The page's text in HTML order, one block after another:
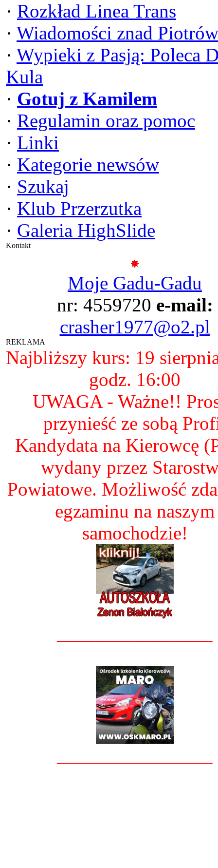
· Rozkład Linea Trans
· Wiadomości znad
· Wypieki z Pasją: Poleca
Kula
· Gotuj z Kamilem
· Regulamin oraz pomoc
· Linki
· Kategorie newsów
· Szukaj
· Klub Przerzutka
· Galeria HighSlide
Kontakt
Moje Gadu-Gadu
nr: 4559720 e-mail:
crasher1977@o2.pl
REKLAMA
Najbliższy kurs: 19
godz. 16:00
UWAGA - Ważne!!
przynieść ze sobą
Kandydata na Kierowcę
wydany przez
Powiatowe. Możliwość
egzaminu na naszym
samochodzie!